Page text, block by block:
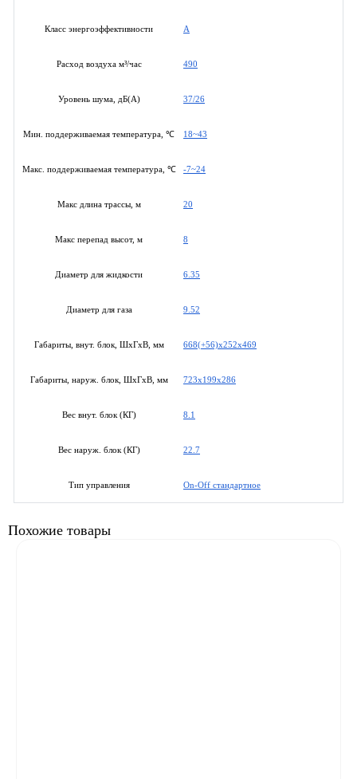
Класс энергоэффективности A
Расход воздуха м³/час 490
Уровень шума, дБ(А) 37/26
Мин. поддерживаемая температура, ℃ 18~43
Макс. поддерживаемая температура, ℃ -7~24
Макс длина трассы, м 20
Макс перепад высот, м 8
Диаметр для жидкости 6.35
Диаметр для газа 9.52
Габариты, внут. блок, ШхГхВ, мм 668(+56)х252х469
Габариты, наруж. блок, ШхГхВ, мм 723x199x286
Вес внут. блок (КГ) 8.1
Вес наруж. блок (КГ) 22.7
Тип управления On-Off стандартное
Похожие товары